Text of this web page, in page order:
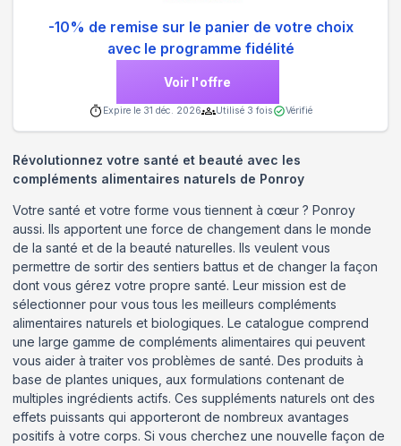
-10% de remise sur le panier de votre choix
avec le programme fidélité
Voir l'offre
Expire le 31 déc. 2026 Utilisé 3 fois Vérifié
Révolutionnez votre santé et beauté avec les
compléments alimentaires naturels de Ponroy
Votre santé et votre forme vous tiennent à cœur ? Ponroy
aussi. Ils apportent une force de changement dans le monde
de la santé et de la beauté naturelles. Ils veulent vous
permettre de sortir des sentiers battus et de changer la façon
dont vous gérez votre propre santé. Leur mission est de
sélectionner pour vous tous les meilleurs compléments
alimentaires naturels et biologiques. Le catalogue comprend
une large gamme de compléments alimentaires qui peuvent
vous aider à traiter vos problèmes de santé. Des produits à
base de plantes uniques, aux formulations contenant de
multiples ingrédients actifs. Ces suppléments naturels ont des
effets puissants qui apporteront de nombreux avantages
positifs à votre corps. Si vous cherchez une nouvelle façon de